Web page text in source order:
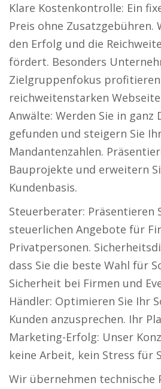
Klare Kostenkontrolle: Ein
Preis ohne Zusatzgebühren.
den Erfolg und die
fördert. Besonders
Zielgruppenfokus
reichweitenstarken
Anwälte: Werden Sie in ganz
gefunden und steigern Sie
Mandantenzahlen.
Bauprojekte und erweitern
Kundenbasis.
Steuerberater: Präsentieren
steuerlichen Angebote für
Privatpersonen.
dass Sie die beste Wahl für
Sicherheit bei Firmen und
Händler: Optimieren Sie Ihr
Kunden anzusprechen. Ihr
Marketing-Erfolg: Unser
keine Arbeit, kein Stress für
Wir übernehmen technische